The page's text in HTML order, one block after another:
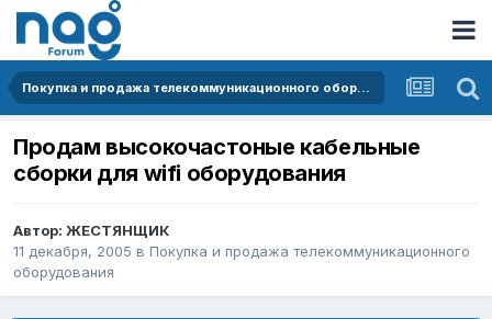
Покупка и продажа телекоммуникационного оборудования
Продам высокочастоные кабельные
сборки для wifi оборудования
Автор: ЖЕСТЯНЩИК
11 декабря, 2005 в Покупка и продажа телекоммуникационного
оборудования